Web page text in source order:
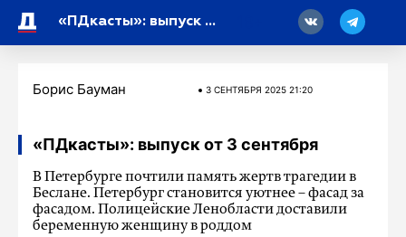
«ПДкасты»: выпуск от 3 сентября
Борис Бауман 3 СЕНТЯБРЯ 2025 21:20
«ПДкасты»: выпуск от 3 сентября
В Петербурге почтили память жертв трагедии в
Беслане. Петербург становится уютнее – фасад за
фасадом. Полицейские Ленобласти доставили
беременную женщину в роддом